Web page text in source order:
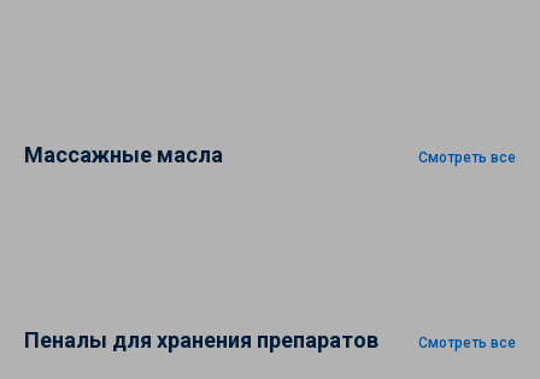
Массажные масла Смотреть все
Пеналы для хранения препаратов Смотреть все